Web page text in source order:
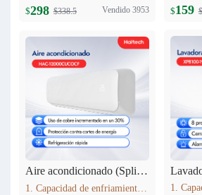
$298 $338.5 Vendido 3953
Aire acondicionado (Split) 12000 BTU Haitech HAC-12000CUCOCF
1. Capacidad de enfriamiento：12000BTU 2. 30% más de cobre que modelos estándar,Mayor conductividad térmica y durabilidad, rendimiento estable. 3. Nivel Ruido Bajo: 40 dB(A) 4. Alto de Volumen de Aire: 580 m3/h
$159